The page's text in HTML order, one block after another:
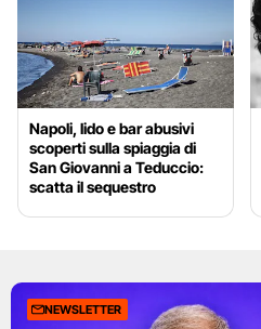
Napoli, lido e bar abusivi
scoperti sulla spiaggia di
San Giovanni a Teduccio:
scatta il sequestro
NEWSLETTER